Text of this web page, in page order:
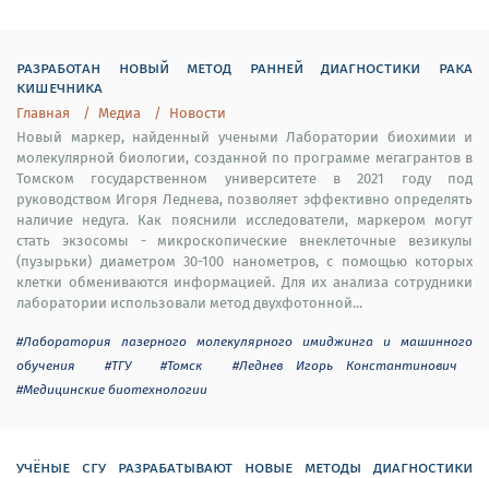
разработан новый метод ранней диагностики рака
кишечника
Главная Медиа
Новости
Новый маркер, найденный учеными Лаборатории биохимии и
молекулярной биологии, созданной по программе мегагрантов в
Томском государственном университете в 2021 году под
руководством Игоря Леднева, позволяет эффективно определять
наличие недуга. Как пояснили исследователи, маркером могут
стать экзосомы - микроскопические внеклеточные везикулы
(пузырьки) диаметром 30-100 нанометров, с помощью которых
клетки обмениваются информацией. Для их анализа сотрудники
лаборатории использовали метод двухфотонной...
#Лаборатория лазерного молекулярного имиджинга и машинного
обучения
#ТГУ #Томск
#Леднев Игорь Константинович
#Медицинские биотехнологии
учёные сгу разрабатывают новые методы диагностики